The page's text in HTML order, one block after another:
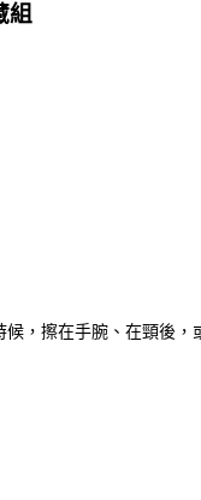
組
，擦在手腕、在頸後